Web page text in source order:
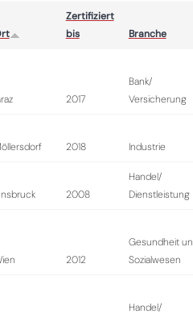
Zertifiziert
bis
Branche
2017
Bank/
Versicherung
2018 Industrie
2008
Handel/
Dienstleistung
2012
Gesundheit
Sozialwesen
Handel/